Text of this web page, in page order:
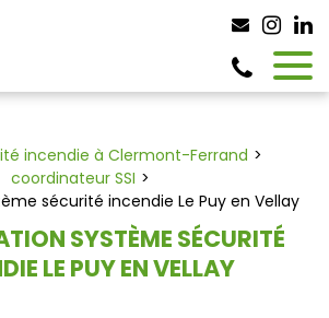
incendie à Clermont-Ferrand
coordinateur SSI
sécurité incendie Le Puy en Vellay
SYSTÈME SÉCURITÉ
LE PUY EN VELLAY
cookies